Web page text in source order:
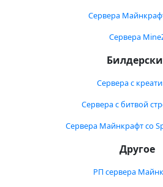
Сервера
Сервера
Сервера с
Сервера с битвой
Сервера Майнкрафт со
Другое
РП сервера